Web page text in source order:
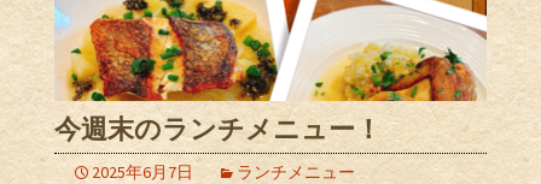
今週末のランチメニュー！
2025年6月7日 ランチメニュー